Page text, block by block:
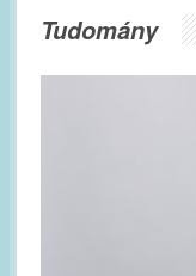
Tudomány